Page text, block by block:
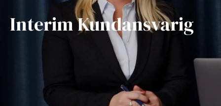
Interim Kundansvarig